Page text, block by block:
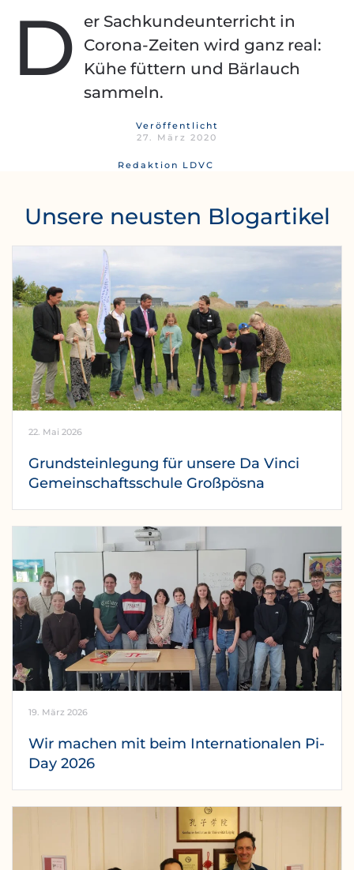
D er Sachkundeunterricht in
Corona-Zeiten wird ganz real:
Kühe füttern und Bärlauch
sammeln.
Veröffentlicht
27. März 2020
Redaktion LDVC
Unsere neusten Blogartikel
22. Mai 2026
Grundsteinlegung für unsere Da Vinci
Gemeinschaftsschule Großpösna
19. März 2026
Wir machen mit beim Internationalen Pi-
Day 2026